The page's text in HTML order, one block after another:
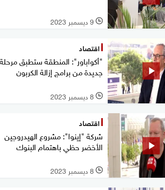
l 9 ديسمبر 2023
اقتصاد
"أكواباور": المنطقة ستطبق مرحلة
جديدة من برامج إزالة الكربون
l 8 ديسمبر 2023
اقتصاد
شركة "إينوا": مشروع الهيدروجين
الأخضر حظي باهتمام البنوك
l 8 ديسمبر 2023